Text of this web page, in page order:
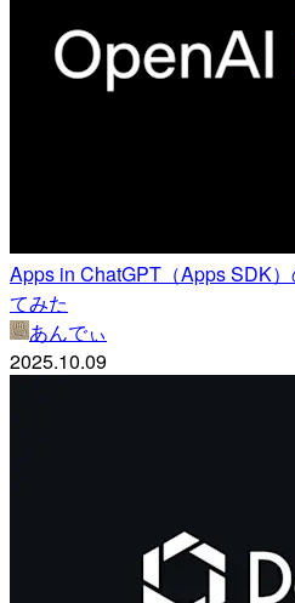
Apps in ChatGPT（Apps SDK
てみた
あんでぃ
2025.10.09